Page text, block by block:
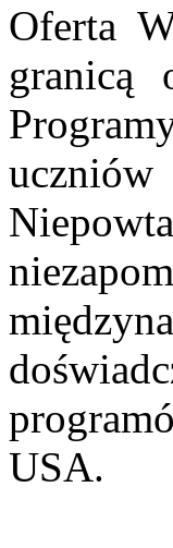
Oferta
granicą
USA.